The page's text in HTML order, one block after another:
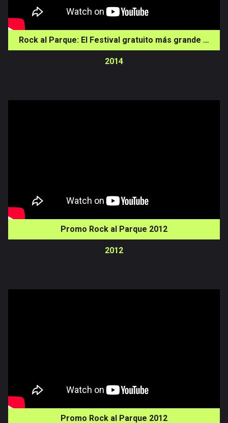
Rock al Parque: El Festival gratuito más grande de Latinoamérica
2014
Promo Rock al Parque 2012
2012
Promo Rock al Parque 2012